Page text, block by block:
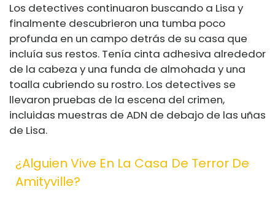
Los detectives continuaron buscando a Lisa y
finalmente descubrieron una tumba poco
profunda en un campo detrás de su casa que
incluía sus restos. Tenía cinta adhesiva alrededor
de la cabeza y una funda de almohada y una
toalla cubriendo su rostro. Los detectives se
llevaron pruebas de la escena del crimen,
incluidas muestras de ADN de debajo de las uñas
de Lisa.
¿Alguien Vive En La Casa De Terror De
Amityville?